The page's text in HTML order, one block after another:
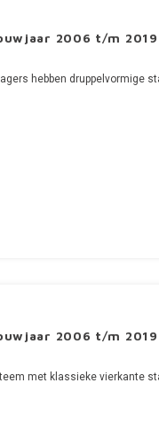
2006 t/m
hebben druppelvormige
2006 t/m
met klassieke vierkante